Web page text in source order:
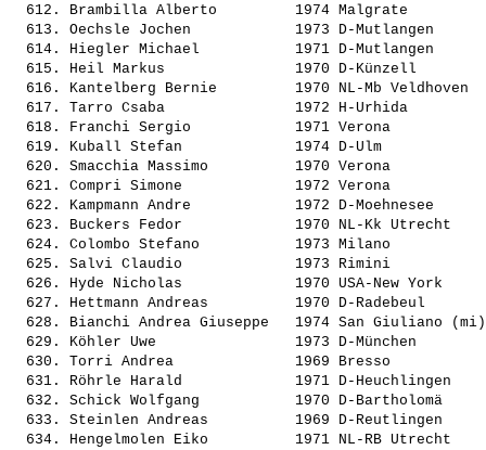
  612.
Brambilla Alberto
1974 Malgrate
  613.
Oechsle Jochen
1973 D-Mutlangen
  614.
Hiegler Michael
1971 D-Mutlangen
  615.
Heil Markus
1970 D-Künzell
  616.
Kantelberg Bernie
1970 NL-Mb
  617.
Tarro Csaba
1972 H-Urhida
  618.
Franchi Sergio
1971 Verona
  619.
Kuball Stefan
1974 D-Ulm
  620.
Smacchia Massimo
1970 Verona
  621.
Compri Simone
1972 Verona
  622.
Kampmann Andre
1972 D-
  623.
Buckers Fedor
1970 NL-Kk
  624.
Colombo Stefano
1973 Milano
  625.
Salvi Claudio
1973 Rimini
  626.
Hyde Nicholas
1970 USA-New
  627.
Hettmann Andreas
1970 D-Radebeul
  628.
Bianchi Andrea Giuseppe
1974 San Giuliano
  629.
Köhler Uwe
1973 D-München
  630.
Torri Andrea
1969 Bresso
  631.
Röhrle Harald
1971 D-Heuchlingen
  632.
Schick Wolfgang
1970 D-Bartholomä
  633.
Steinlen Andreas
1969 D-Reutlingen
  634.
Hengelmolen Eiko
1971 NL-RB